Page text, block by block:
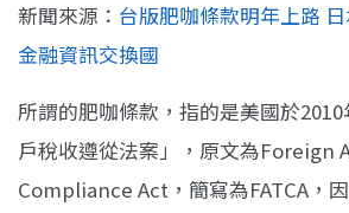
新聞來源： 台版肥咖條款明年上路
金融資訊交換國
所謂的肥咖條款，指的是美國於
戶稅收遵從法案」，原文為Foreign
Compliance Act，簡寫為FATCA，